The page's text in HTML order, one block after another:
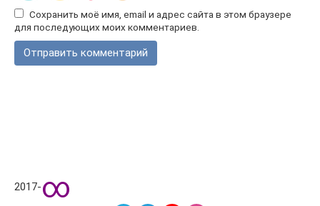
Сохранить моё имя, email и адрес сайта в этом браузере
для последующих моих комментариев.
2017-∞